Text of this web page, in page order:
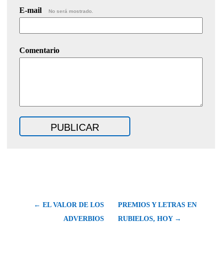
E-mail No será mostrado.
Comentario
← EL VALOR DE LOS
ADVERBIOS
PREMIOS Y LETRAS EN
RUBIELOS, HOY →